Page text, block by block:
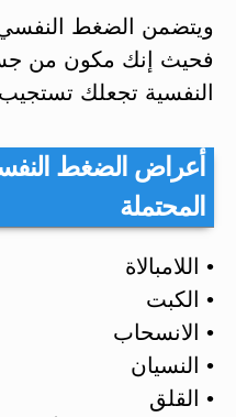
ويتضمن الضغط النفسي
فحيث إنك مكون من
النفسية تجعلك
أعراض الضغط
المحتملة
• اللامبالاة
• الكبت
• الانسحاب
• النسيان
• القلق